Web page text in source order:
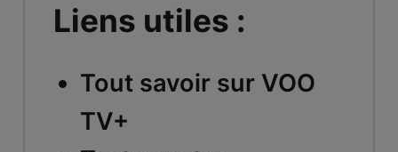
Liens utiles :
Tout savoir sur VOO
TV+